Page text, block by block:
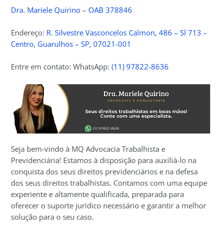
Dra. Mariele Quirino – OAB 378846
Endereço: R. Silvestre Vasconcelos Calmon, 486 – Sl 713 –
Centro, Guarulhos – SP, 07021-001
Entre em contato: WhatsApp:(11) 97822-8636
Seja bem-vindo à MQ Advocacia Trabalhista e
Previdenciária! Estamos à disposição para auxiliá-lo na
conquista dos seus direitos previdenciários e na defesa
dos seus direitos trabalhistas. Contamos com uma equipe
experiente e altamente qualificada, preparada para
oferecer o suporte jurídico necessário e garantir a melhor
solução para o seu caso.